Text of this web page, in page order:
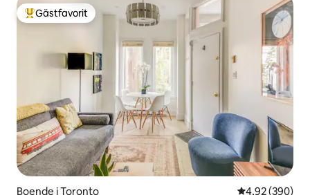
Populär gästfavorit
Gästfavorit
Boende i Toronto 4,92 av 5 i
4,92 (390)